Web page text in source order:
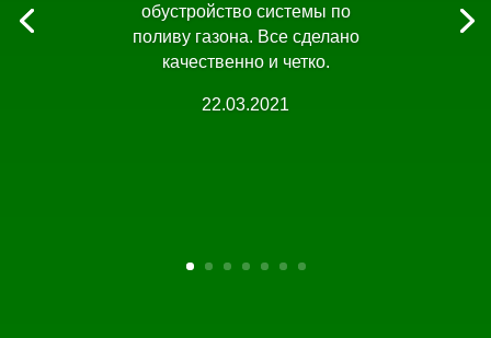
обустройство системы по
поливу газона. Все сделано
качественно и четко.
22.03.2021